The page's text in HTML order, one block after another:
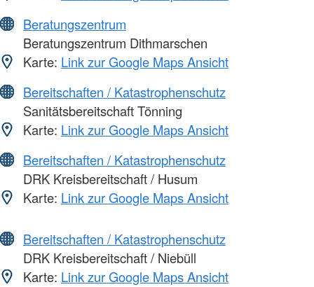
Beratungszentrum
Beratungszentrum Dithmarschen
Karte: Link zur Google Maps Ansicht
Bereitschaften / Katastrophenschutz
Sanitätsbereitschaft Tönning
Karte: Link zur Google Maps Ansicht
Bereitschaften / Katastrophenschutz
DRK Kreisbereitschaft / Husum
Karte: Link zur Google Maps Ansicht
Bereitschaften / Katastrophenschutz
DRK Kreisbereitschaft / Niebüll
Karte: Link zur Google Maps Ansicht